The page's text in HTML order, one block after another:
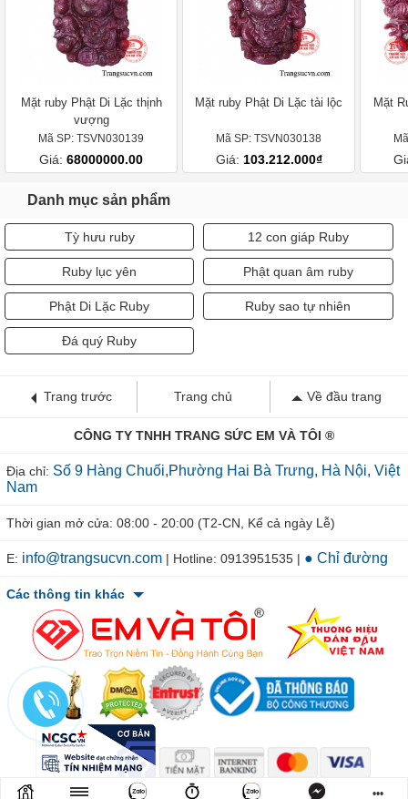
Mặt ruby Phật Di Lặc thịnh
vượng
Mã SP: TSVN030139
Giá: 68000000.00
Mặt ruby Phật Di Lặc tài lộc
Mã SP: TSVN030138
Giá: 103.212.000₫
Mặt
Danh mục sản phẩm
Tỳ hưu ruby 12 con giáp Ruby
Ruby lục yên Phật quan âm ruby
Phật Di Lặc Ruby Ruby sao tự nhiên
Đá quý Ruby
Trang trước Trang chủ Về đầu trang
CÔNG TY TNHH TRANG SỨC EM VÀ TÔI ®
Địa chỉ: Số 9 Hàng Chuối,Phường Hai Bà Trưng, Hà Nội, Việt
Nam
Thời gian mở cửa: 08:00 - 20:00 (T2-CN, Kể cả ngày Lễ)
E: info@trangsucvn.com | Hotline: 0913951535 | ● Chỉ đường
Các thông tin khác
© 2011-2026 TRANGSUCVN.COM Copyright, All Rights Reserved. •••